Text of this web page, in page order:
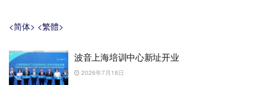
<简体> <繁體>
波音上海培训中心新址开业
2026年7月18日